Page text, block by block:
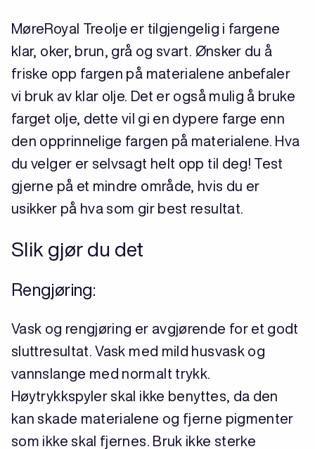
MøreRoyal Treolje er tilgjengelig i fargene
klar, oker, brun, grå og svart. Ønsker du å
friske opp fargen på materialene anbefaler
vi bruk av klar olje. Det er også mulig å bruke
farget olje, dette vil gi en dypere farge enn
den opprinnelige fargen på materialene. Hva
du velger er selvsagt helt opp til deg! Test
gjerne på et mindre område, hvis du er
usikker på hva som gir best resultat.
Slik gjør du det
Rengjøring:
Vask og rengjøring er avgjørende for et godt
sluttresultat. Vask med mild husvask og
vannslange med normalt trykk.
Høytrykkspyler skal ikke benyttes, da den
kan skade materialene og fjerne pigmenter
som ikke skal fjernes. Bruk ikke sterke